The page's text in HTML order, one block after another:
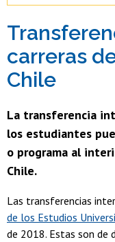
carreras
Chile
La transferencia
los estudiantes
o programa al
Chile.
Las transferencias
de los Estudios
de 2018. Estas son de